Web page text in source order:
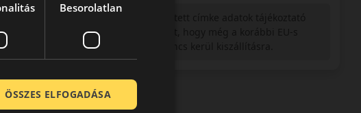
jellegűek. Előfordulhat, hogy még a korábbi EU-s
címkével ellátott abroncs kerül kiszállításra.
Besorolatlan
ÖSSZES ELFOGADÁSA